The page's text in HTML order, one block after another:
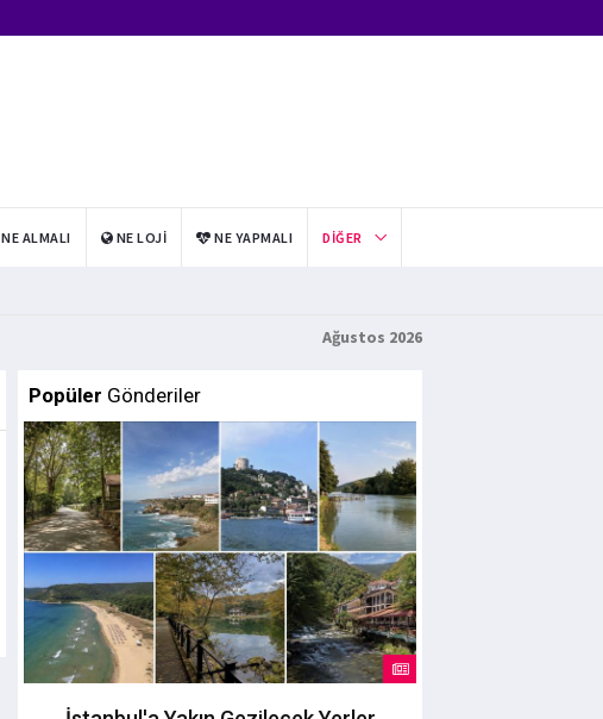
NE ALMALI NE LOJI NE YAPMALI DIĞER
Ağustos 2026
Popüler Gönderiler